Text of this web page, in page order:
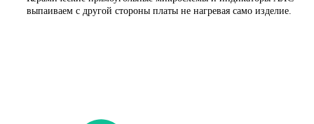
выпаиваем с другой стороны платы не нагревая само изделие.